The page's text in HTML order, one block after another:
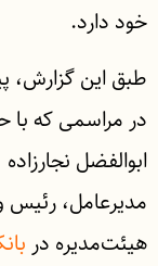
خود دارد.
طبق این گزارش،
در مراسمی که با
ابوالفضل نجارزاده
مدیرعامل، رئیس
هیئت‌مدیره در